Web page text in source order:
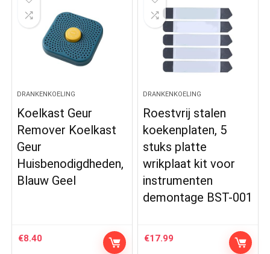
DRANKENKOELING
Koelkast Geur
Remover Koelkast
Geur
Huisbenodigdheden,
Blauw Geel
€8.40
DRANKENKOELING
Roestvrij stalen
koekenplaten, 5
stuks platte
wrikplaat kit voor
instrumenten
demontage BST-001
€17.99